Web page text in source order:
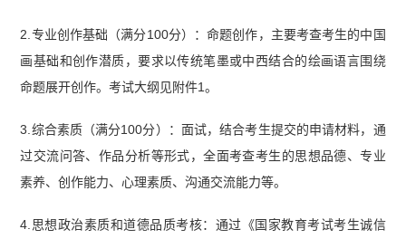
2.专业创作基础（满分100分）：命题创作，主要考查考生的中国
画基础和创作潜质，要求以传统笔墨或中西结合的绘画语言围绕
命题展开创作。考试大纲见附件1。
3.综合素质（满分100分）：面试，结合考生提交的申请材料，通
过交流问答、作品分析等形式，全面考查考生的思想品德、专业
素养、创作能力、心理素质、沟通交流能力等。
4.思想政治素质和道德品质考核：通过《国家教育考试考生诚信